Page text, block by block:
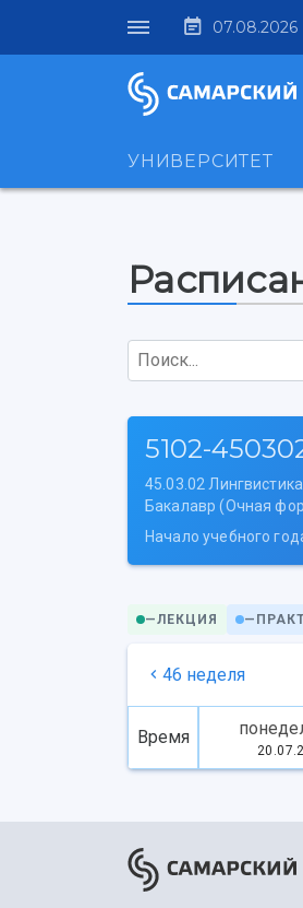
07.08.2026
УНИВЕРСИТЕТ
Поиск...
5102-
45.03.02 Лингвистика
Бакалавр (Очная
Начало учебного
—ЛЕКЦИЯ —
46 неделя
Время